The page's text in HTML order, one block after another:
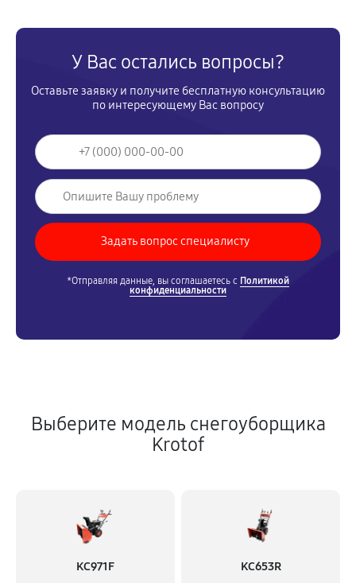
У Вас остались вопросы?
Оставьте заявку и получите бесплатную консультацию
по интересующему Вас вопросу
*Отправляя данные, вы соглашаетесь с Политикой
конфиденциальности
Выберите модель снегоуборщика
Krotof
KC971F KC653R